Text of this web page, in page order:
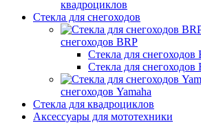
квадроциклов
Стекла для снегоходов
снегоходов BRP
Стекла для снегоходов
Стекла для
снегоходов Yamaha
Стекла для квадроциклов
Аксессуары для мототехники